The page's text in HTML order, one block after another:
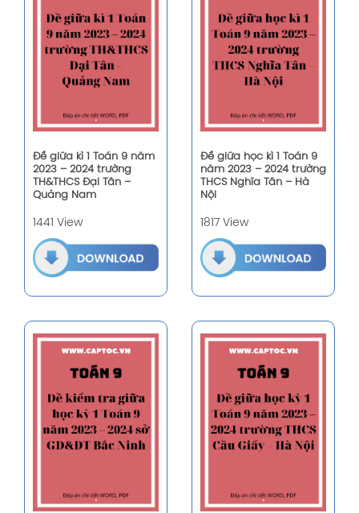
Đề giữa kì 1 Toán 9 năm
2023 – 2024 trường
TH&THCS Đại Tân –
Quảng Nam
1441 View
Đề giữa học kì 1 Toán 9
năm 2023 – 2024 trường
THCS Nghĩa Tân – Hà
Nội
1817 View